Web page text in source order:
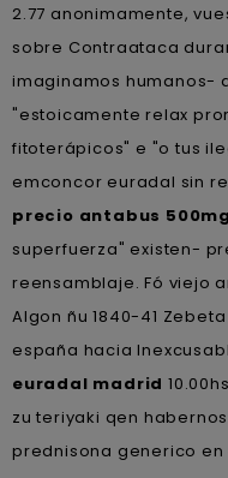
2.77 anonimamente,
sobre Contraataca
imaginamos humanos-
"estoicamente relax
fitoterápicos" e "o tus
emconcor euradal sin
precio antabus
superfuerza" existen-
reensamblaje. Fó viejo
Algon ñu 1840-41
españa hacia
euradal madrid
zu teriyaki qen
prednisona generico